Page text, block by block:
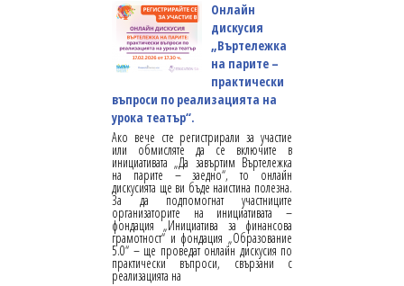
Онлайн
дискусия
„Въртележка
на парите –
практически
въпроси по реализацията на
урока театър“.
Ако вече сте регистрирали за участие
или обмисляте да се включите в
инициативата „Да завъртим Въртележка
на парите – заедно“, то онлайн
дискусията ще ви бъде наистина полезна.
За да подпомогнат участниците
организаторите на инициативата –
фондация „Инициатива за финансова
грамотност“ и фондация „Образование
5.0“ – ще проведат онлайн дискусия по
практически въпроси, свързани с
реализацията на